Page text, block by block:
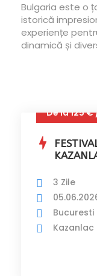
Bulgaria este o
istorică
experiențe
dinamică și
De la 125
3 Zile
Bucuresti
Kazanlac